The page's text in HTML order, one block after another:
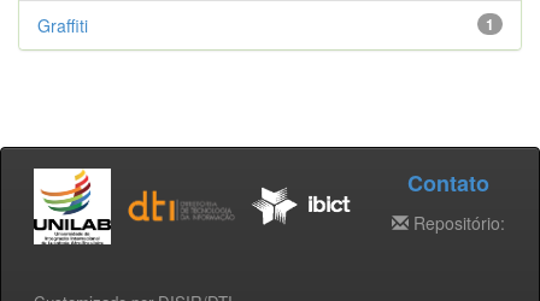
1
Graffiti
Contato
Repositório: